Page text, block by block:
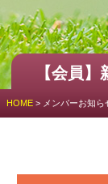
【会員
HOME > メンバーお知ら